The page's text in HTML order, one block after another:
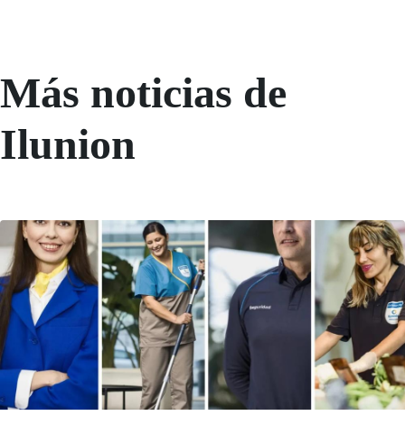
Más noticias de
Ilunion